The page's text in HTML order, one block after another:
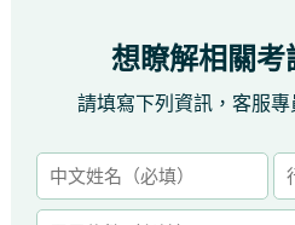
想瞭解相關考
請填寫下列資訊，客服專